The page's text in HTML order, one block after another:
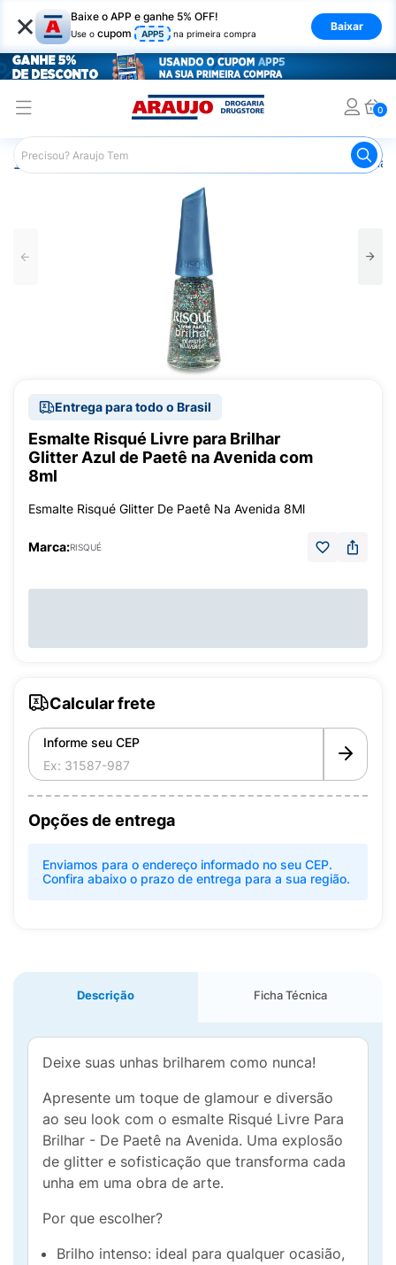
× Baixe o APP e ganhe 5% OFF!
Use o cupom APP5 na primeira compra
Baixar
0
Araujo Beleza e Cuidados
Entrega para todo o Brasil
Esmalte Risqué Livre para Brilhar
Glitter Azul de Paetê na Avenida com
8ml
Esmalte Risqué Glitter De Paetê Na Avenida 8Ml
Marca:RISQUÉ
Calcular frete
Informe seu CEP
Opções de entrega
Enviamos para o endereço informado no seu CEP.
Confira abaixo o prazo de entrega para a sua região.
Descrição Ficha Técnica
Deixe suas unhas brilharem como nunca!
Apresente um toque de glamour e diversão
ao seu look com o esmalte Risqué Livre Para
Brilhar - De Paetê na Avenida. Uma explosão
de glitter e sofisticação que transforma cada
unha em uma obra de arte.
Por que escolher?
Brilho intenso: ideal para qualquer ocasião,